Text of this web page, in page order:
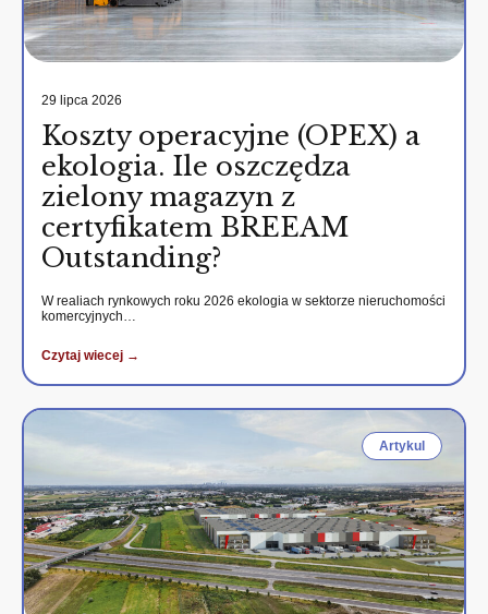
29 lipca 2026
Koszty operacyjne (OPEX) a
ekologia. Ile oszczędza
zielony magazyn z
certyfikatem BREEAM
Outstanding?
W realiach rynkowych roku 2026 ekologia w sektorze nieruchomości
komercyjnych…
Czytaj wiecej →
Artykul